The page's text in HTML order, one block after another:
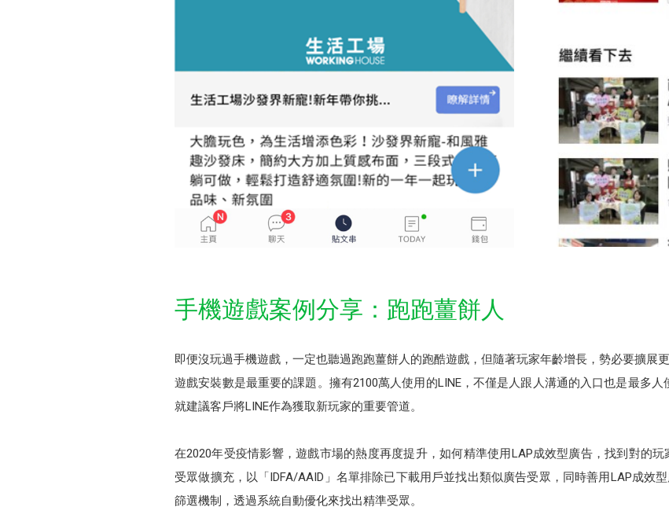
手機遊戲案例分享：跑跑薑餅人
即便沒玩過手機遊戲，一定也聽過跑跑薑餅人的跑酷遊戲，但隨著玩家年齡增長，勢必要擴展
遊戲安裝數是最重要的課題。擁有2100萬人使用的LINE，不僅是人跟人溝通的入口也是最多人
就建議客戶將LINE作為獲取新玩家的重要管道。
在2020年受疫情影響，遊戲市場的熱度再度提升，如何精準使用LAP成效型廣告，找到對的玩
受眾做擴充，以「IDFA/AAID」名單排除已下載用戶並找出類似廣告受眾，同時善用LAP成效
篩選機制，透過系統自動優化來找出精準受眾。